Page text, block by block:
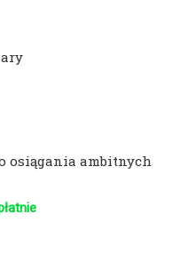
osiągania ambitnych